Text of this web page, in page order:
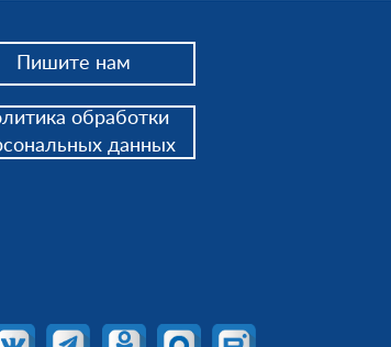
обработки
данных
Пишите нам